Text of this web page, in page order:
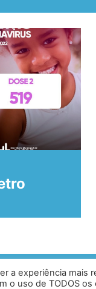
nº 1950 - Zacarias,
a experiência
o uso de TODOS